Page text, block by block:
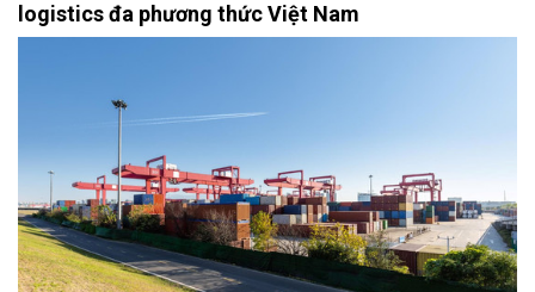
logistics đa phương thức Việt Nam